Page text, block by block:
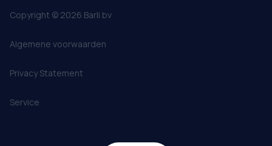
Copyright © 2026 Barli bv
Algemene voorwaarden
Privacy Statement
Service